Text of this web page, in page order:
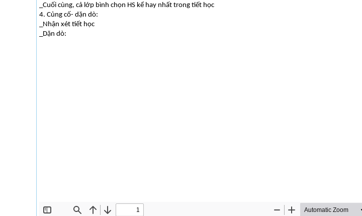
_Cuối cùng, cả lớp bình chọn HS kể hay nhất trong tiết học
4. Củng cố- dặn dò:
_Nhận xét tiết học
_Dặn dò: